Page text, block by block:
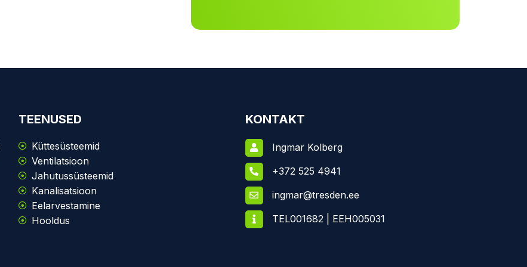
TEENUSED
Küttesüsteemid
Ventilatsioon
Jahutussüsteemid
Kanalisatsioon
Eelarvestamine
Hooldus
KONTAKT
Ingmar Kolberg
+372 525 4941
ingmar@tresden.ee
TEL001682 | EEH005031